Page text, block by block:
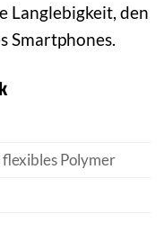
Langlebigkeit, den
Smartphones.
Polymer